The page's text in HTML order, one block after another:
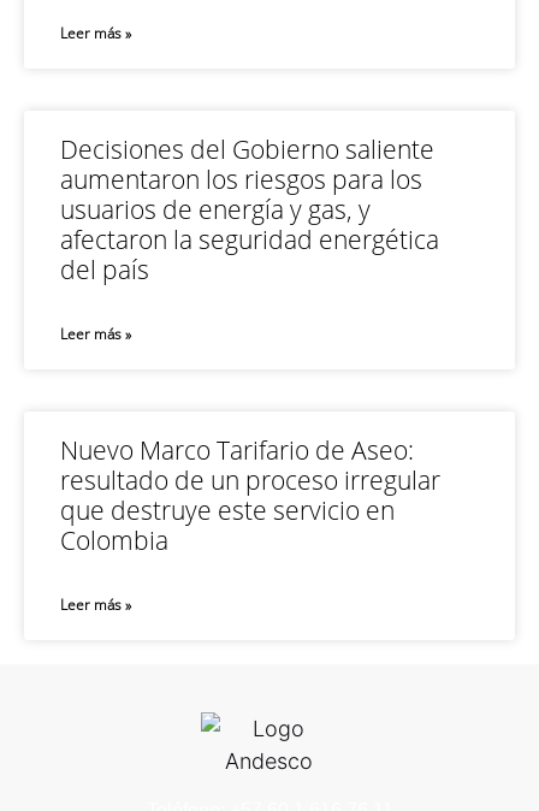
Leer más »
Decisiones del Gobierno saliente
aumentaron los riesgos para los
usuarios de energía y gas, y
afectaron la seguridad energética
del país
Leer más »
Nuevo Marco Tarifario de Aseo:
resultado de un proceso irregular
que destruye este servicio en
Colombia
Leer más »